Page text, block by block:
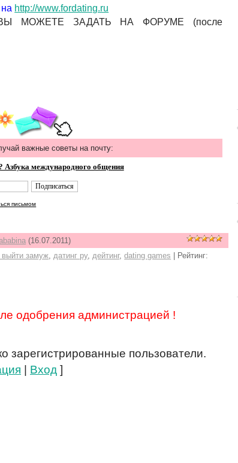
http://www.fordating.ru
МОЖЕТЕ ЗАДАТЬ НА ФОРУМЕ (после
важные советы на почту:
Азбука международного общения
письмом
(16.07.2011)
выйти замуж,датинг ру,дейтинг,dating games Рейтинг:
одобрения администрацией !
зарегистрированные пользователи.
Вход ]